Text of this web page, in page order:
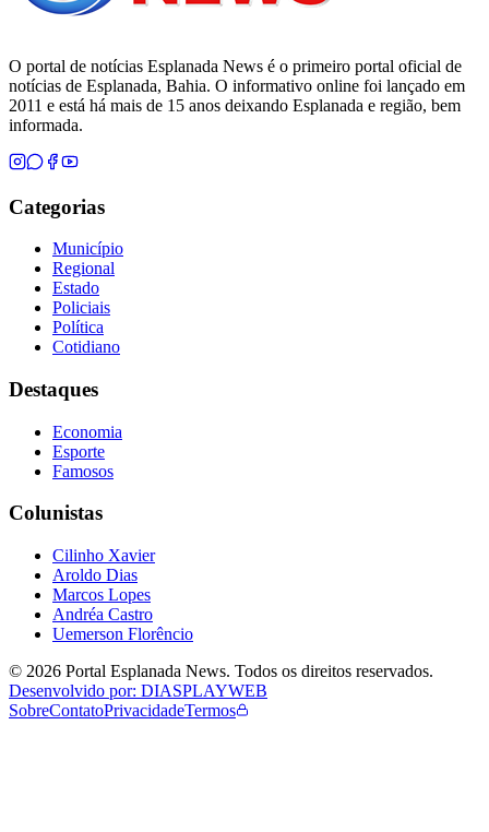
O portal de notícias Esplanada News é o primeiro portal oficial de
notícias de Esplanada, Bahia. O informativo online foi lançado em
2011 e está há mais de 15 anos deixando Esplanada e região, bem
informada.
Categorias
Município
Regional
Estado
Policiais
Política
Cotidiano
Destaques
Economia
Esporte
Famosos
Colunistas
Cilinho Xavier
Aroldo Dias
Marcos Lopes
Andréa Castro
Uemerson Florêncio
© 2026 Portal Esplanada News. Todos os direitos reservados.
Desenvolvido por: DIASPLAYWEB
SobreContatoPrivacidadeTermos